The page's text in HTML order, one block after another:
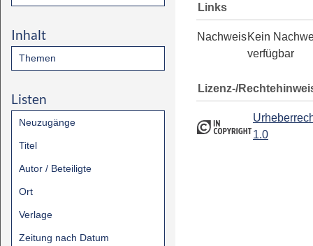
Inhalt
Themen
Listen
Neuzugänge
Titel
Autor / Beteiligte
Ort
Verlage
Zeitung nach Datum
Links
NachweisKein
verfügbar
Lizenz-/
1.0